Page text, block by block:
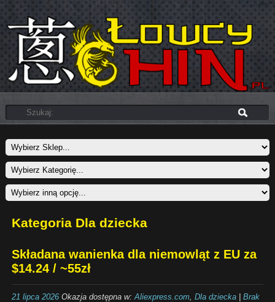
Kategoria Dla dziecka
Składana wanienka dla niemowląt z EU za
$14.24 / ~55zł
21 lipca 2026Okazja dostępna w:Aliexpress.com, Dla dziecka| Brak